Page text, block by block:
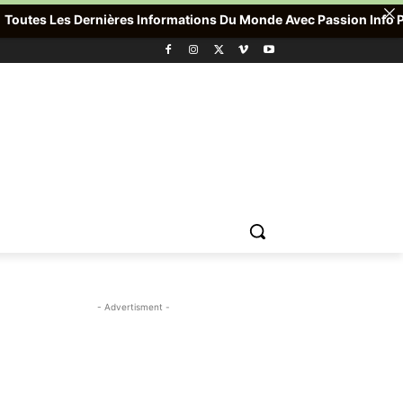
- Advertisment -
Dernières Informations Du Monde Avec Passion Info Plus ,